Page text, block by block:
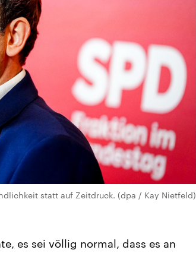
statt auf Zeitdruck. (dpa / Kay Nietfeld)
es sei völlig normal, dass es an